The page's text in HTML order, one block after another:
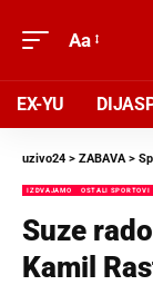
Aa
EX-YU
uzivo24 > ZABAVA>
IZDVAJAMO OSTALI SPORTOVI
Suze
Kamil